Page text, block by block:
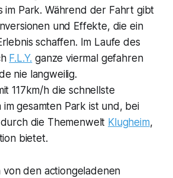
im Park. Während der Fahrt gibt
und Effekte, die ein
schaffen. Im Laufe des
F.L.Y. ganze viermal gefahren
nie langweilig.
117km/h die schnellste
gesamten Park ist und, bei
die Themenwelt Klugheim,
bietet.
von den actiongeladenen